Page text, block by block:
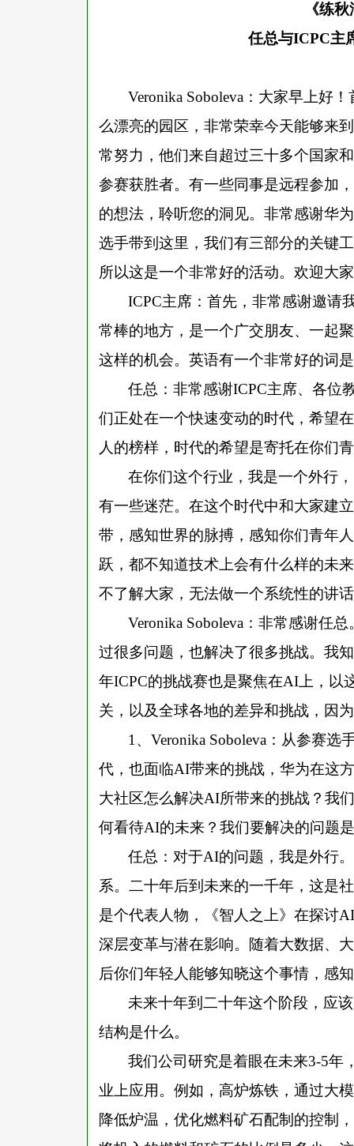
《练
任总与ICPC主
Veronika Soboleva：大家早上好
么漂亮的园区，非常荣幸今天能够来
常努力，他们来自超过三十多个国家
参赛获胜者。有一些同事是远程参加
的想法，聆听您的洞见。非常感谢华
选手带到这里，我们有三部分的关键
所以这是一个非常好的活动。欢迎大
ICPC主席：首先，非常感谢邀请
常棒的地方，是一个广交朋友、一起
这样的机会。英语有一个非常好的词
任总：非常感谢ICPC主席、各位
们正处在一个快速变动的时代，希望
人的榜样，时代的希望是寄托在你们
在你们这个行业，我是一个外行
有一些迷茫。在这个时代中和大家建
带，感知世界的脉搏，感知你们青年
跃，都不知道技术上会有什么样的未
不了解大家，无法做一个系统性的讲
Veronika Soboleva：非常感谢任
过很多问题，也解决了很多挑战。我
年ICPC的挑战赛也是聚焦在AI上，以
关，以及全球各地的差异和挑战，因
1、Veronika Soboleva：从参赛
代，也面临AI带来的挑战，华为在这
大社区怎么解决AI所带来的挑战？我
何看待AI的未来？我们要解决的问题
任总：对于AI的问题，我是外行
系。二十年后到未来的一千年，这是
是个代表人物，《智人之上》在探讨
深层变革与潜在影响。随着大数据、
后你们年轻人能够知晓这个事情，感
未来十年到二十年这个阶段，应
结构是什么。
我们公司研究是着眼在未来3-5年
业上应用。例如，高炉炼铁，通过大
降低炉温，优化燃料矿石配制的控制